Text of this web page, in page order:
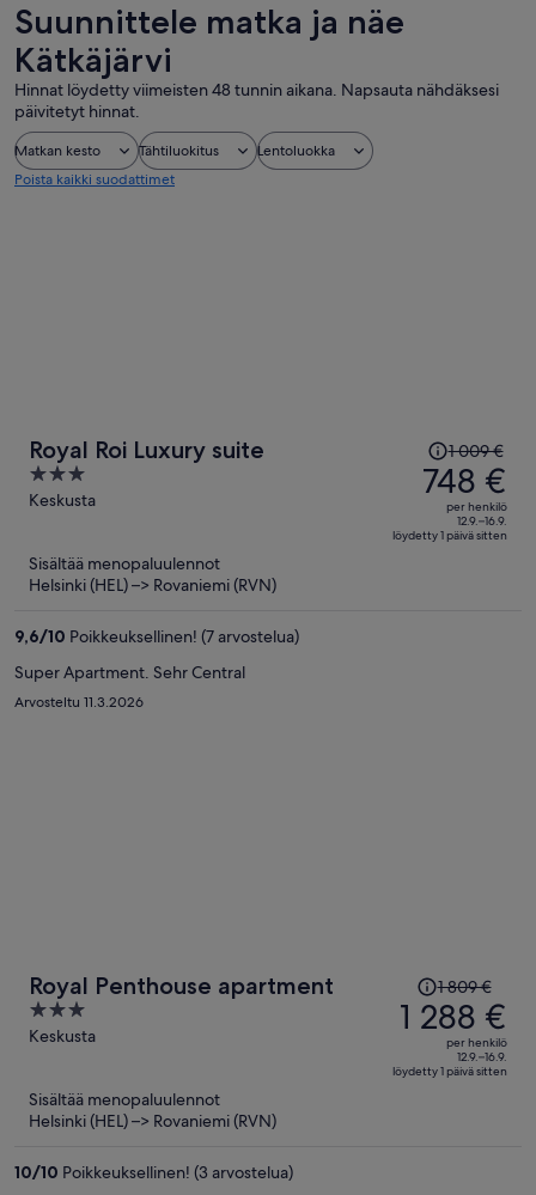
Suunnittele matka ja näe
Kätkäjärvi
Hinnat löydetty viimeisten 48 tunnin aikana. Napsauta nähdäksesi
päivitetyt hinnat.
Matkan kesto Tähtiluokitus
Lentoluokka
Poista kaikki suodattimet
Royal Roi Luxury suite
3
out
Keskusta
Hinta
oli
1 009 €,
hinta
on
1 009 €
748 €
per henkilö
12.9.–16.9.
löydetty 1 päivä sitten
Sisältää menopaluulennot
Helsinki (HEL) –> Rovaniemi (RVN)
9,6/10 Poikkeuksellinen! (7 arvostelua)
Super Apartment. Sehr Central
Arvosteltu 11.3.2026
Royal Penthouse apartment
3
out
5
Keskusta
Hinta
oli
1 809 €,
on
1 809 €
1 288 €
per henkilö
12.9.–16.9.
löydetty 1 päivä sitten
Sisältää menopaluulennot
Helsinki (HEL) –> Rovaniemi (RVN)
10/10 Poikkeuksellinen! (3 arvostelua)